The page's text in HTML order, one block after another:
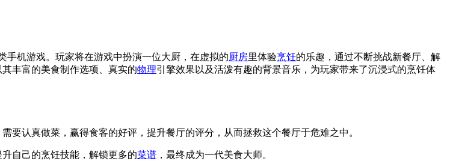
手机游戏。玩家将在游戏中扮演一位大厨，在虚拟的厨房里体验烹饪的乐趣，通过不断挑战新餐厅、解
丰富的美食制作选项、真实的物理引擎效果以及活泼有趣的背景音乐，为玩家带来了沉浸式的烹饪体
要认真做菜，赢得食客的好评，提升餐厅的评分，从而拯救这个餐厅于危难之中。
自己的烹饪技能，解锁更多的菜谱 ，最终成为一代美食大师。